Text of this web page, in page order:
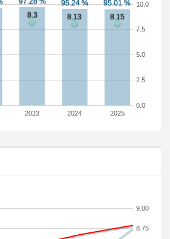
2023 2024 2025
0.0
2.5
5.0
7.5
10.0
8.75
9.00